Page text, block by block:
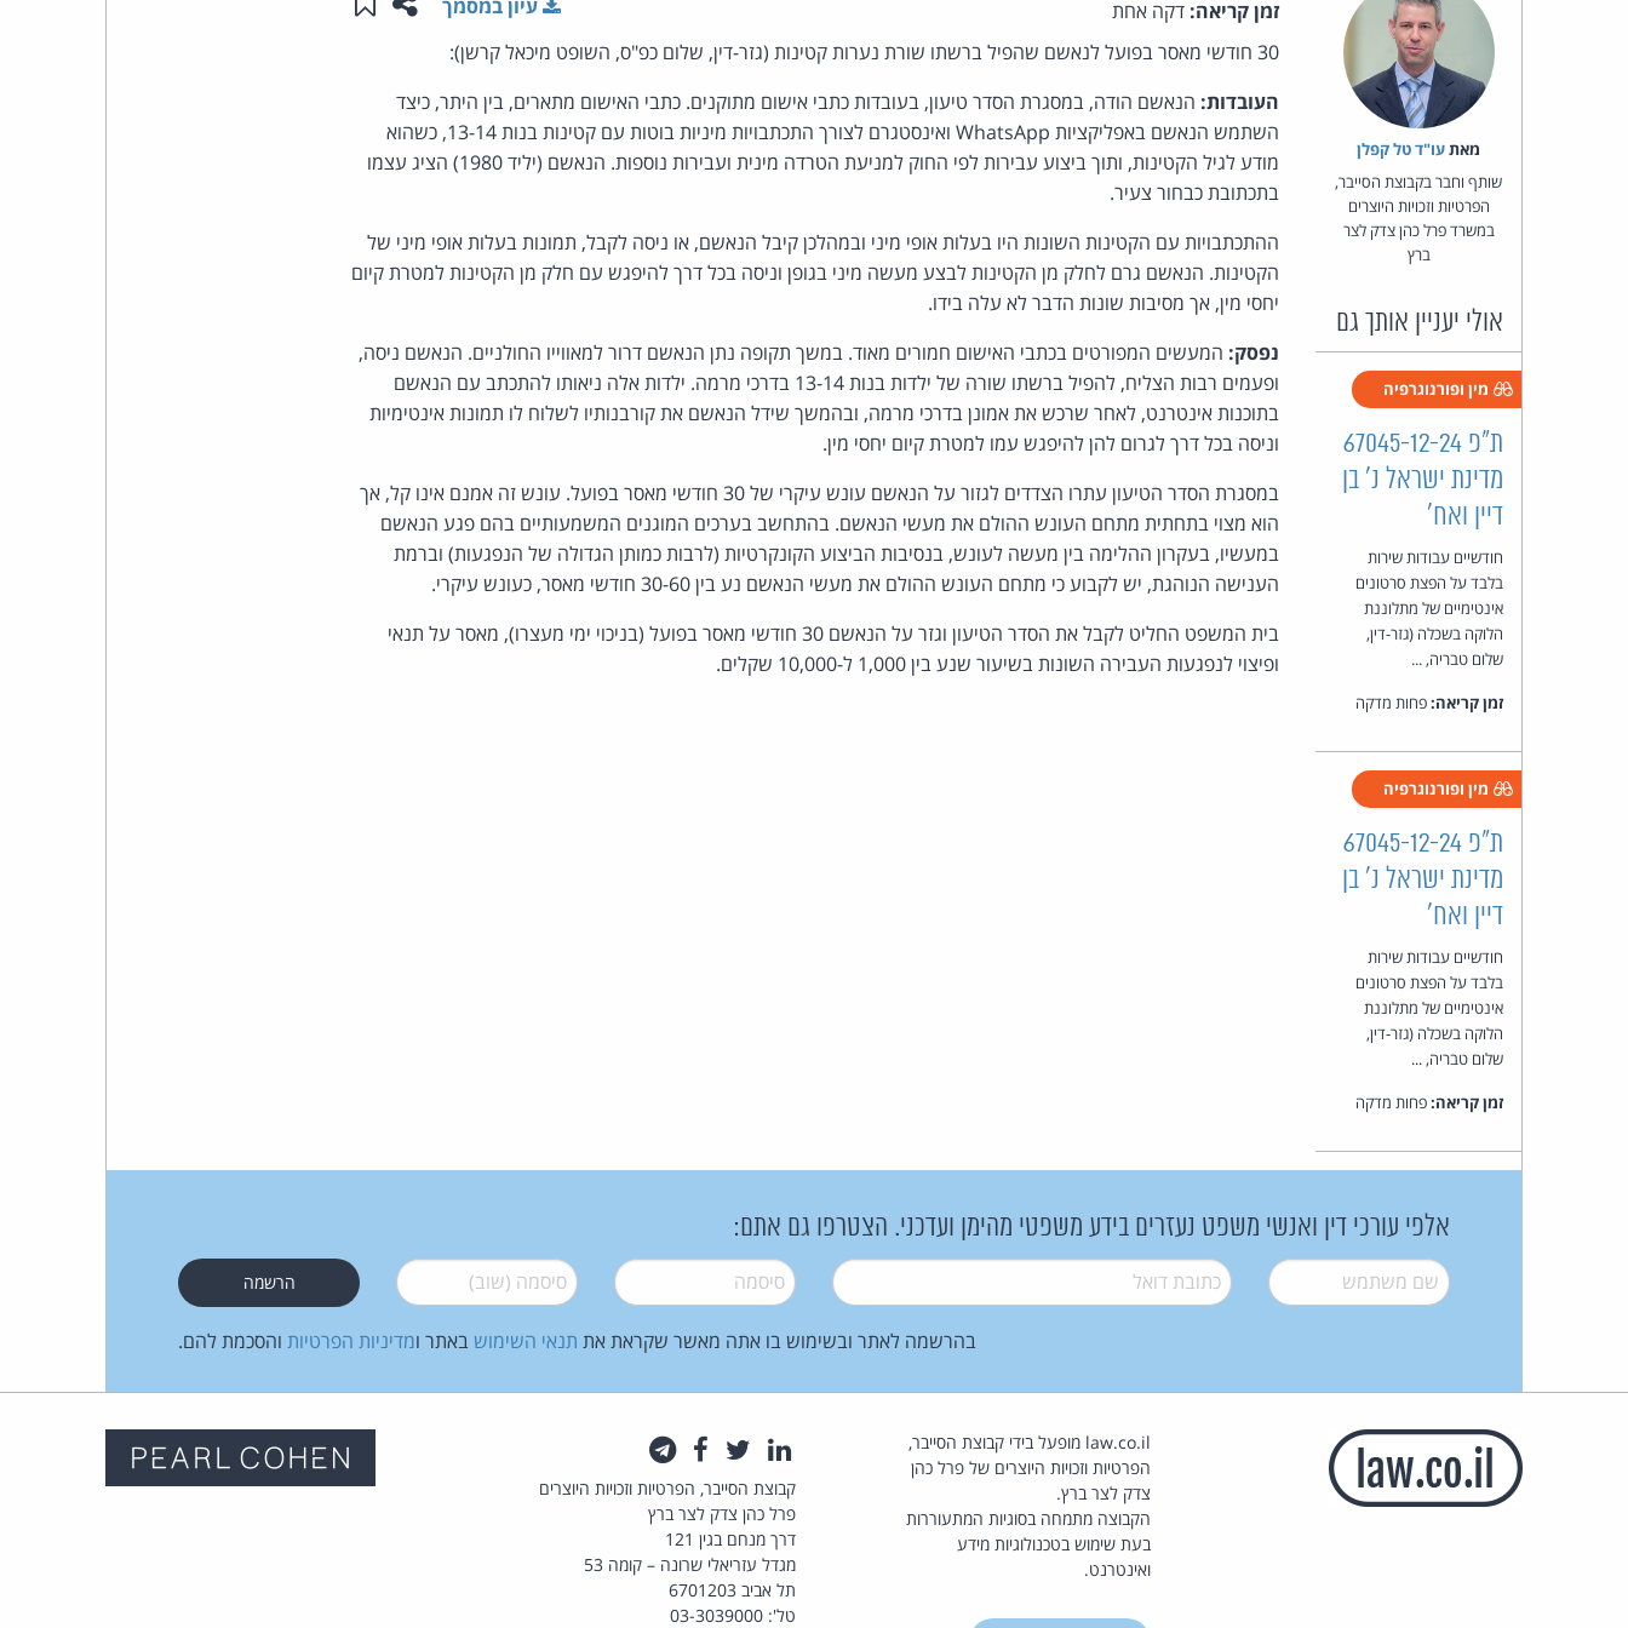
מאת‏עו"ד טל קפלן
שותף וחבר בקבוצת הסייבר,
הפרטיות וזכויות היוצרים
במשרד פרל כהן צדק לצר
ברץ
אולי יעניין אותך גם
מין ופורנוגרפיה
ת"פ 67045-12-24
מדינת ישראל נ' בן
דיין ואח'
חודשיים עבודות שירות
בלבד על הפצת סרטונים
אינטימיים של מתלוננת
הלוקה בשכלה (גזר-דין,
שלום טבריה, ...
זמן קריאה:פחות מדקה
מין ופורנוגרפיה
ת"פ 67045-12-24
מדינת ישראל נ' בן
דיין ואח'
חודשיים עבודות שירות
בלבד על הפצת סרטונים
אינטימיים של מתלוננת
הלוקה בשכלה (גזר-דין,
שלום טבריה, ...
זמן קריאה:פחות מדקה
זמן קריאה: דקה אחת
עיון במסמך
30 חודשי מאסר בפועל לנאשם שהפיל ברשתו שורת נערות קטינות (גזר-דין, שלום כפ"ס, השופט מיכאל קרשן):
העובדות: הנאשם הודה, במסגרת הסדר טיעון, בעובדות כתבי אישום מתוקנים. כתבי האישום מתארים, בין היתר, כיצד
השתמש הנאשם באפליקציות WhatsApp ואינסטגרם לצורך התכתבויות מיניות בוטות עם קטינות בנות 13-14, כשהוא
מודע לגיל הקטינות, ותוך ביצוע עבירות לפי החוק למניעת הטרדה מינית ועבירות נוספות. הנאשם (יליד 1980) הציג עצמו
בתכתובת כבחור צעיר.
ההתכתבויות עם הקטינות השונות היו בעלות אופי מיני ובמהלכן קיבל הנאשם, או ניסה לקבל, תמונות בעלות אופי מיני של
הקטינות. הנאשם גרם לחלק מן הקטינות לבצע מעשה מיני בגופן וניסה בכל דרך להיפגש עם חלק מן הקטינות למטרת קיום
יחסי מין, אך מסיבות שונות הדבר לא עלה בידו.
נפסק: המעשים המפורטים בכתבי האישום חמורים מאוד. במשך תקופה נתן הנאשם דרור למאווייו החולניים. הנאשם ניסה,
ופעמים רבות הצליח, להפיל ברשתו שורה של ילדות בנות 13-14 בדרכי מרמה. ילדות אלה ניאותו להתכתב עם הנאשם
בתוכנות אינטרנט, לאחר שרכש את אמונן בדרכי מרמה, ובהמשך שידל הנאשם את קורבנותיו לשלוח לו תמונות אינטימיות
וניסה בכל דרך לגרום להן להיפגש עמו למטרת קיום יחסי מין.
במסגרת הסדר הטיעון עתרו הצדדים לגזור על הנאשם עונש עיקרי של 30 חודשי מאסר בפועל. עונש זה אמנם אינו קל, אך
הוא מצוי בתחתית מתחם העונש ההולם את מעשי הנאשם. בהתחשב בערכים המוגנים המשמעותיים בהם פגע הנאשם
במעשיו, בעקרון ההלימה בין מעשה לעונש, בנסיבות הביצוע הקונקרטיות (לרבות כמותן הגדולה של הנפגעות) וברמת
הענישה הנוהגת, יש לקבוע כי מתחם העונש ההולם את מעשי הנאשם נע בין 30-60 חודשי מאסר, כעונש עיקרי.
בית המשפט החליט לקבל את הסדר הטיעון וגזר על הנאשם 30 חודשי מאסר בפועל (בניכוי ימי מעצרו), מאסר על תנאי
ופיצוי לנפגעות העבירה השונות בשיעור שנע בין 1,000 ל-10,000 שקלים.
אלפי עורכי דין ואנשי משפט נעזרים בידע משפטי מהימן ועדכני. הצטרפו גם אתם:
שם משתמש* דואל* סיסמה* סיסמה (שוב)*
בהרשמה לאתר ובשימוש בו אתה מאשר שקראת את תנאי השימוש באתר ומדיניות הפרטיות והסכמת להם.
law.co.il מופעל בידי קבוצת הסייבר,
הפרטיות וזכויות היוצרים של פרל כהן
צדק לצר ברץ.
הקבוצה מתמחה בסוגיות המתעוררות
בעת שימוש בטכנולוגיות מידע
ואינטרנט.
לינקדאין
טוויטרפייסבוק
קבוצת הסייבר, הפרטיות וזכויות היוצרים
פרל כהן צדק לצר ברץ
דרך מנחם בגין 121
מגדל עזריאלי שרונה – קומה 53
תל אביב 6701203
טל': 03-3039000